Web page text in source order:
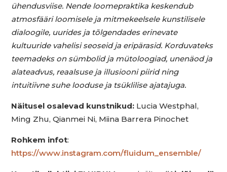
ühendusviise. Nende loomepraktika keskendub
atmosfääri loomisele ja mitmekeelsele kunstilisele
dialoogile, uurides ja tõlgendades erinevate
kultuuride vahelisi seoseid ja eripärasid. Korduvateks
teemadeks on sümbolid ja mütoloogiad, unenäod ja
alateadvus, reaalsuse ja illusiooni piirid ning
intuitiivne suhe looduse ja tsüklilise ajatajuga.
Näitusel osalevad kunstnikud: Lucia Westphal,
Ming Zhu, Qianmei Ni, Miina Barrera Pinochet
Rohkem infot:
https://www.instagram.com/fluidum_ensemble/